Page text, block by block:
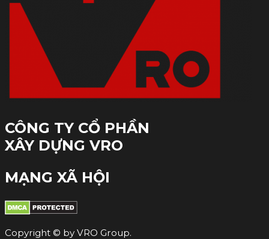
CÔNG TY CỔ PHẦN
XÂY DỰNG VRO
MẠNG XÃ HỘI
Copyright © by VRO Group.